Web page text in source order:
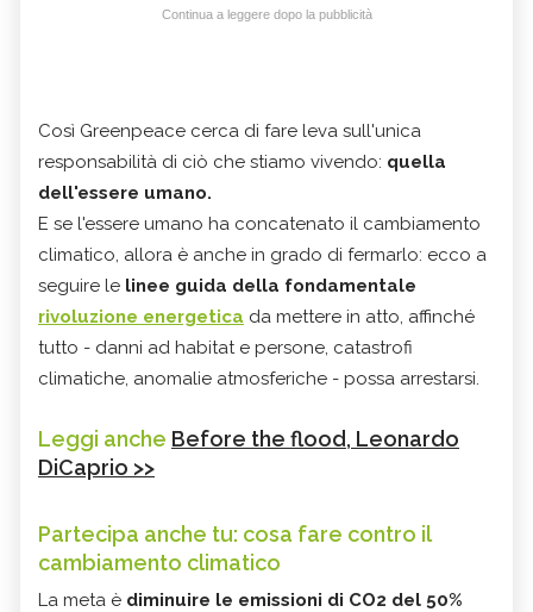
Continua a leggere dopo la pubblicità
Così Greenpeace cerca di fare leva sull'unica
responsabilità di ciò che stiamo vivendo: quella
dell'essere umano.
E se l'essere umano ha concatenato il cambiamento
climatico, allora è anche in grado di fermarlo: ecco a
seguire le linee guida della fondamentale
rivoluzione energetica da mettere in atto, affinché
tutto - danni ad habitat e persone, catastrofi
climatiche, anomalie atmosferiche - possa arrestarsi.
Leggi anche Before the flood, Leonardo
DiCaprio >>
Partecipa anche tu: cosa fare contro il
cambiamento climatico
La meta è diminuire le emissioni di CO2 del 50%